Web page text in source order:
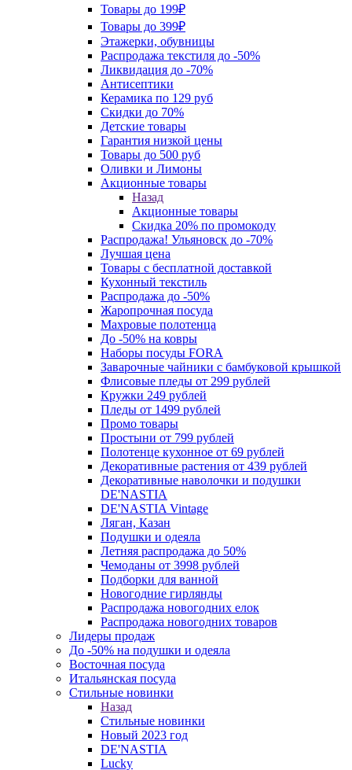
Товары до 199₽
Товары до 399₽
Этажерки, обувницы
Распродажа текстиля до -50%
Ликвидация до -70%
Антисептики
Керамика по 129 руб
Скидки до 70%
Детские товары
Гарантия низкой цены
Товары до 500 руб
Оливки и Лимоны
Акционные товары
Назад
Акционные товары
Скидка 20% по промокоду
Распродажа! Ульяновск до -70%
Лучшая цена
Товары с бесплатной доставкой
Кухонный текстиль
Распродажа до -50%
Жаропрочная посуда
Махровые полотенца
До -50% на ковры
Наборы посуды FORA
Заварочные чайники с бамбуковой крышкой
Флисовые пледы от 299 рублей
Кружки 249 рублей
Пледы от 1499 рублей
Промо товары
Простыни от 799 рублей
Полотенце кухонное от 69 рублей
Декоративные растения от 439 рублей
Декоративные наволочки и подушки
DE'NASTIA
DE'NASTIA Vintage
Ляган, Казан
Подушки и одеяла
Летняя распродажа до 50%
Чемоданы от 3998 рублей
Подборки для ванной
Новогодние гирлянды
Распродажа новогодних елок
Распродажа новогодних товаров
Лидеры продаж
До -50% на подушки и одеяла
Восточная посуда
Итальянская посуда
Стильные новинки
Назад
Стильные новинки
Новый 2023 год
DE'NASTIA
Lucky